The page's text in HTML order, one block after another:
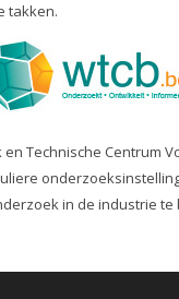
takken.
Technische Centrum
in de industrie te